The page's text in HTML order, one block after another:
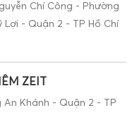
Chí Công - Phường
Lợi - Quận 2 - TP Hồ Chí
ZEIT
Khánh - Quận 2 - TP